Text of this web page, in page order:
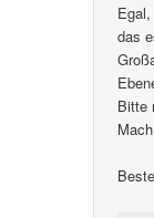
das
Bitte